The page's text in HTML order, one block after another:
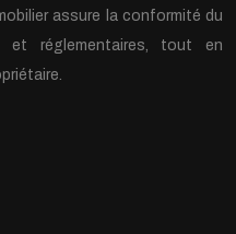
assure la conformité du
et réglementaires, tout en